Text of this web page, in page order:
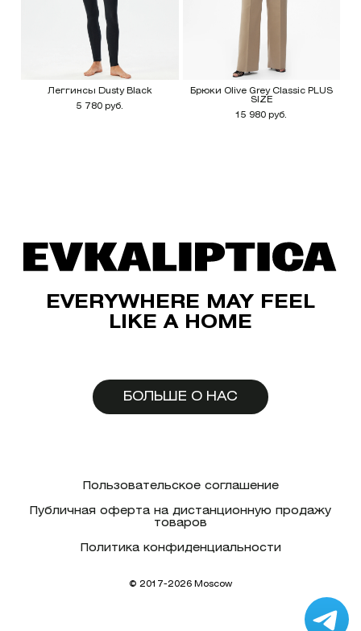
Леггинсы Dusty Black
5 780 руб.
Брюки Olive Grey Classic PLUS
SIZE
15 980 руб.
EVERYWHERE MAY FEEL
LIKE A HOME
БОЛЬШЕ О НАС
Пользовательское соглашение
Публичная оферта на дистанционную продажу
товаров
Политика конфиденциальности
© 2017-2026 Moscow